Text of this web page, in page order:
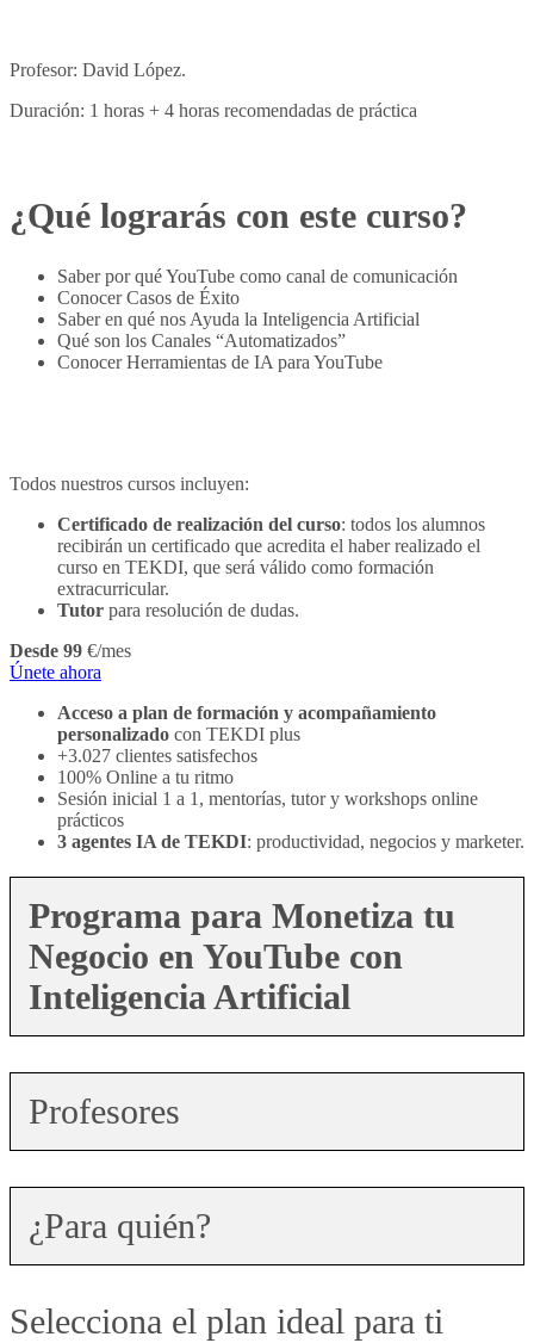
Profesor: David López.
Duración: 1 horas + 4 horas recomendadas de práctica
¿Qué lograrás con este curso?
Saber por qué YouTube como canal de comunicación
Conocer Casos de Éxito
Saber en qué nos Ayuda la Inteligencia Artificial
Qué son los Canales “Automatizados”
Conocer Herramientas de IA para YouTube
Todos nuestros cursos incluyen:
Certificado de realización del curso: todos los alumnos
recibirán un certificado que acredita el haber realizado el
curso en TEKDI, que será válido como formación
extracurricular.
Tutor para resolución de dudas.
Desde 99 €/mes
Únete ahora
Acceso a plan de formación y acompañamiento
personalizado con TEKDI plus
+3.027 clientes satisfechos
100% Online a tu ritmo
Sesión inicial 1 a 1, mentorías, tutor y workshops online
prácticos
3 agentes IA de TEKDI: productividad, negocios y marketer.
Programa para Monetiza tu
Negocio en YouTube con
Inteligencia Artificial
Profesores
¿Para quién?
Selecciona el plan ideal para ti